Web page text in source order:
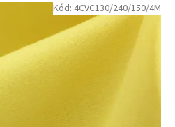
Kód: 4CVC130/240/150/4M